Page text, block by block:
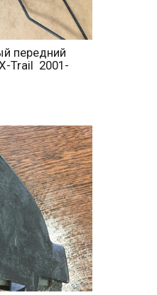
передний
Trail 2001-